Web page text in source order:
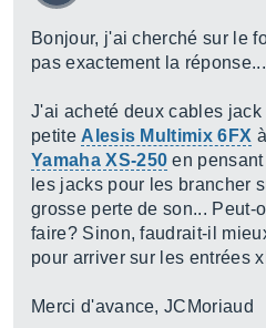
Bonjour, j'ai cherché sur le
pas exactement la réponse...
J'ai acheté deux cables
petite Alesis Multimix 6FX
Yamaha XS-250 en
les jacks pour les brancher
grosse perte de son... Peut-
faire? Sinon, faudrait-il
pour arriver sur les entrées
Merci d'avance, JCMoriaud